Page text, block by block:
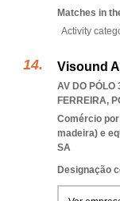
Matches in
Activity
Visound
AV DO PÓLO
FERREIRA,
Comércio
madeira) e
SA
Designação